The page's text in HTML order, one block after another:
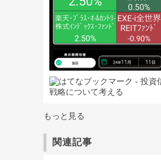
もっと見る
関連記事